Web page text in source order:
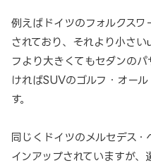
例えばドイツのフォルクス
されており、それより小さ
フより大きくてもセダンの
ければSUVのゴルフ・オー
す。
同じくドイツのメルセデス
インアップされていますが